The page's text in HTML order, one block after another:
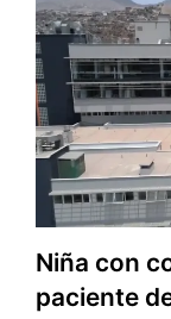
Niña con
paciente